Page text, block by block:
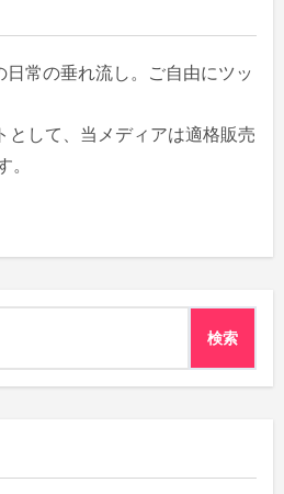
日常の垂れ流し。ご自由にツッ
として、当メディアは適格販売